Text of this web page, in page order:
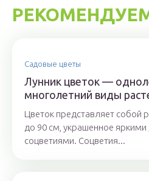
Садовые цветы
Лунник цветок —
многолетний виды
Цветок представляет собой
до 90 см, украшенное
соцветиями. Соцветия...